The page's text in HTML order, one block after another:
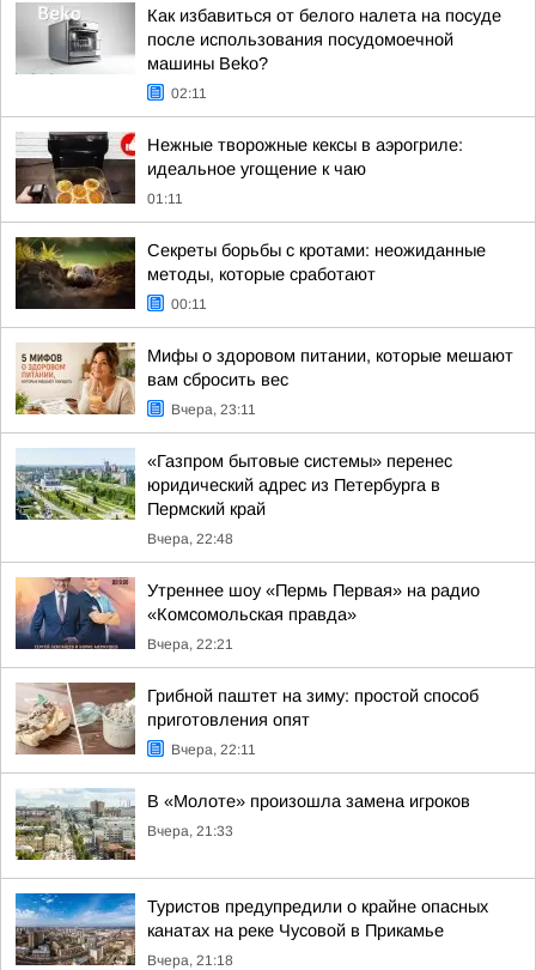
Как избавиться от белого налета на посуде
после использования посудомоечной
машины Beko?
02:11
Нежные творожные кексы в аэрогриле:
идеальное угощение к чаю
01:11
Секреты борьбы с кротами: неожиданные
методы, которые сработают
00:11
Мифы о здоровом питании, которые мешают
вам сбросить вес
Вчера, 23:11
«Газпром бытовые системы» перенес
юридический адрес из Петербурга в
Пермский край
Вчера, 22:48
Утреннее шоу «Пермь Первая» на радио
«Комсомольская правда»
Вчера, 22:21
Грибной паштет на зиму: простой способ
приготовления опят
Вчера, 22:11
В «Молоте» произошла замена игроков
Вчера, 21:33
Туристов предупредили о крайне опасных
канатах на реке Чусовой в Прикамье
Вчера, 21:18